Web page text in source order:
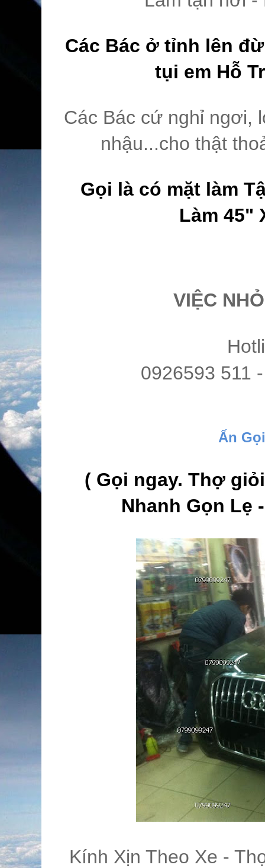
Các Bác ở tỉnh lên
tụi em Hỗ
Các Bác cứ nghỉ ngơi,
nhậu...cho thật
Gọi là có mặt làm
Làm 45"
VIỆC
0926593 511
Ấn
( Gọi ngay. Thợ
Nhanh Gọn Lẹ
Kính Xịn Theo Xe -